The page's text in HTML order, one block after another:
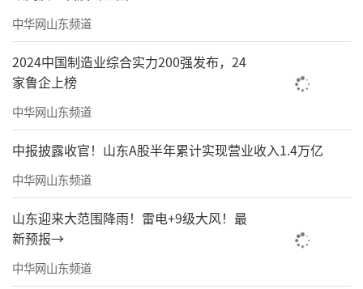
执行人，涉案总金额1256.66万元。
（文/于文
中华网山东频道
2024中国制造业综合实力200强发布，24
家鲁企上榜
中华网山东频道
中报披露收官！山东A股半年累计实现营业收入1.4万亿
中华网山东频道
山东迎来大范围降雨！雷电+9级大风！最
新预报→
中华网山东频道